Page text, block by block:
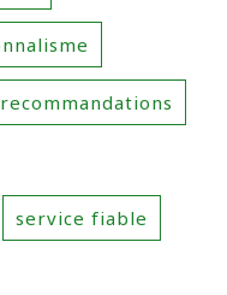
recommandations
service fiable